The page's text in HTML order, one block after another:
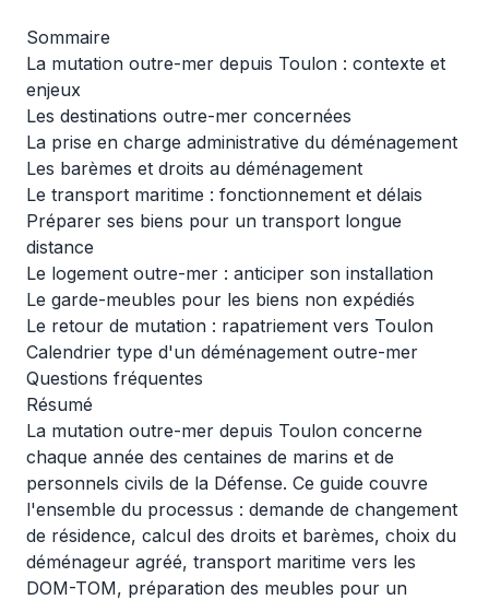
Sommaire
La mutation outre-mer depuis Toulon : contexte et
enjeux
Les destinations outre-mer concernées
La prise en charge administrative du déménagement
Les barèmes et droits au déménagement
Le transport maritime : fonctionnement et délais
Préparer ses biens pour un transport longue
distance
Le logement outre-mer : anticiper son installation
Le garde-meubles pour les biens non expédiés
Le retour de mutation : rapatriement vers Toulon
Calendrier type d'un déménagement outre-mer
Questions fréquentes
Résumé
La mutation outre-mer depuis Toulon concerne
chaque année des centaines de marins et de
personnels civils de la Défense. Ce guide couvre
l'ensemble du processus : demande de changement
de résidence, calcul des droits et barèmes, choix du
déménageur agréé, transport maritime vers les
DOM-TOM, préparation des meubles pour un